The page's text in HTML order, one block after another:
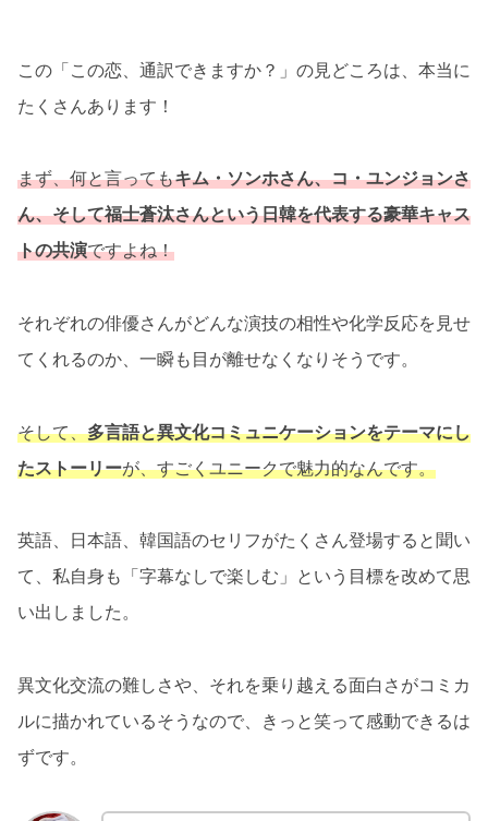
この「この恋、通訳できますか？」の見どころは、本当に
たくさんあります！
まず、何と言ってもキム・ソンホさん、コ・ユンジョンさ
ん、そして福士蒼汰さんという日韓を代表する豪華キャス
トの共演ですよね！
それぞれの俳優さんがどんな演技の相性や化学反応を見せ
てくれるのか、一瞬も目が離せなくなりそうです。
そして、多言語と異文化コミュニケーションをテーマにし
たストーリーが、すごくユニークで魅力的なんです。
英語、日本語、韓国語のセリフがたくさん登場すると聞い
て、私自身も「字幕なしで楽しむ」という目標を改めて思
い出しました。
異文化交流の難しさや、それを乗り越える面白さがコミカ
ルに描かれているそうなので、きっと笑って感動できるは
ずです。